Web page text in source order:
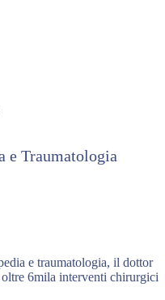
e Traumatologia
e traumatologia, il dottor
6mila interventi chirurgici